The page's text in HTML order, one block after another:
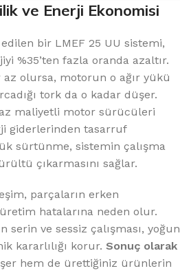
ve Enerji Ekonomisi
bir LMEF 25 UU sistemi,
%35’ten fazla oranda azaltır.
olursa, motorun o ağır yükü
tork da o kadar düşer.
maliyetli motor sürücüleri
giderlerinden tasarruf
sürtünme, sistemin çalışma
çıkarmasını sağlar.
parçaların erken
hatalarına neden olur.
serin ve sessiz çalışması, yoğun
kararlılığı korur. Sonuç olarak
hem de ürettiğiniz ürünlerin